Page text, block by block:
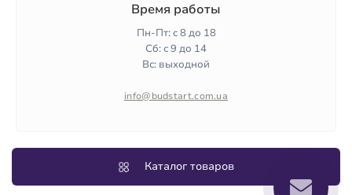
Политика конфиденциальности
Время работы
Пн-Пт: с 8 до 18
Сб: с 9 до 14
Вс: выходной
info@budstart.com.ua
Каталог товаров